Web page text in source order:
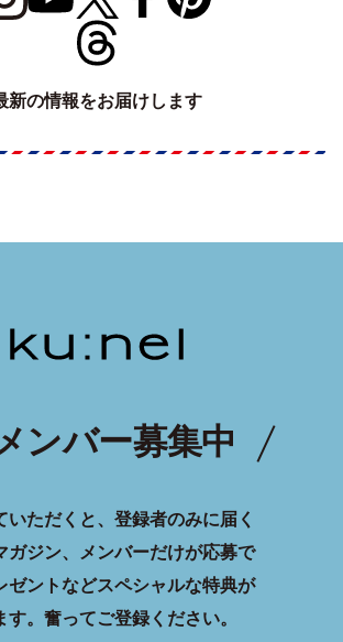
新の情報をお届けします
ンバー募集中
いただくと、登録者のみに届く
ガジン、メンバーだけが応募で
ゼントなどスペシャルな特典が
す。 奮ってご登録ください。